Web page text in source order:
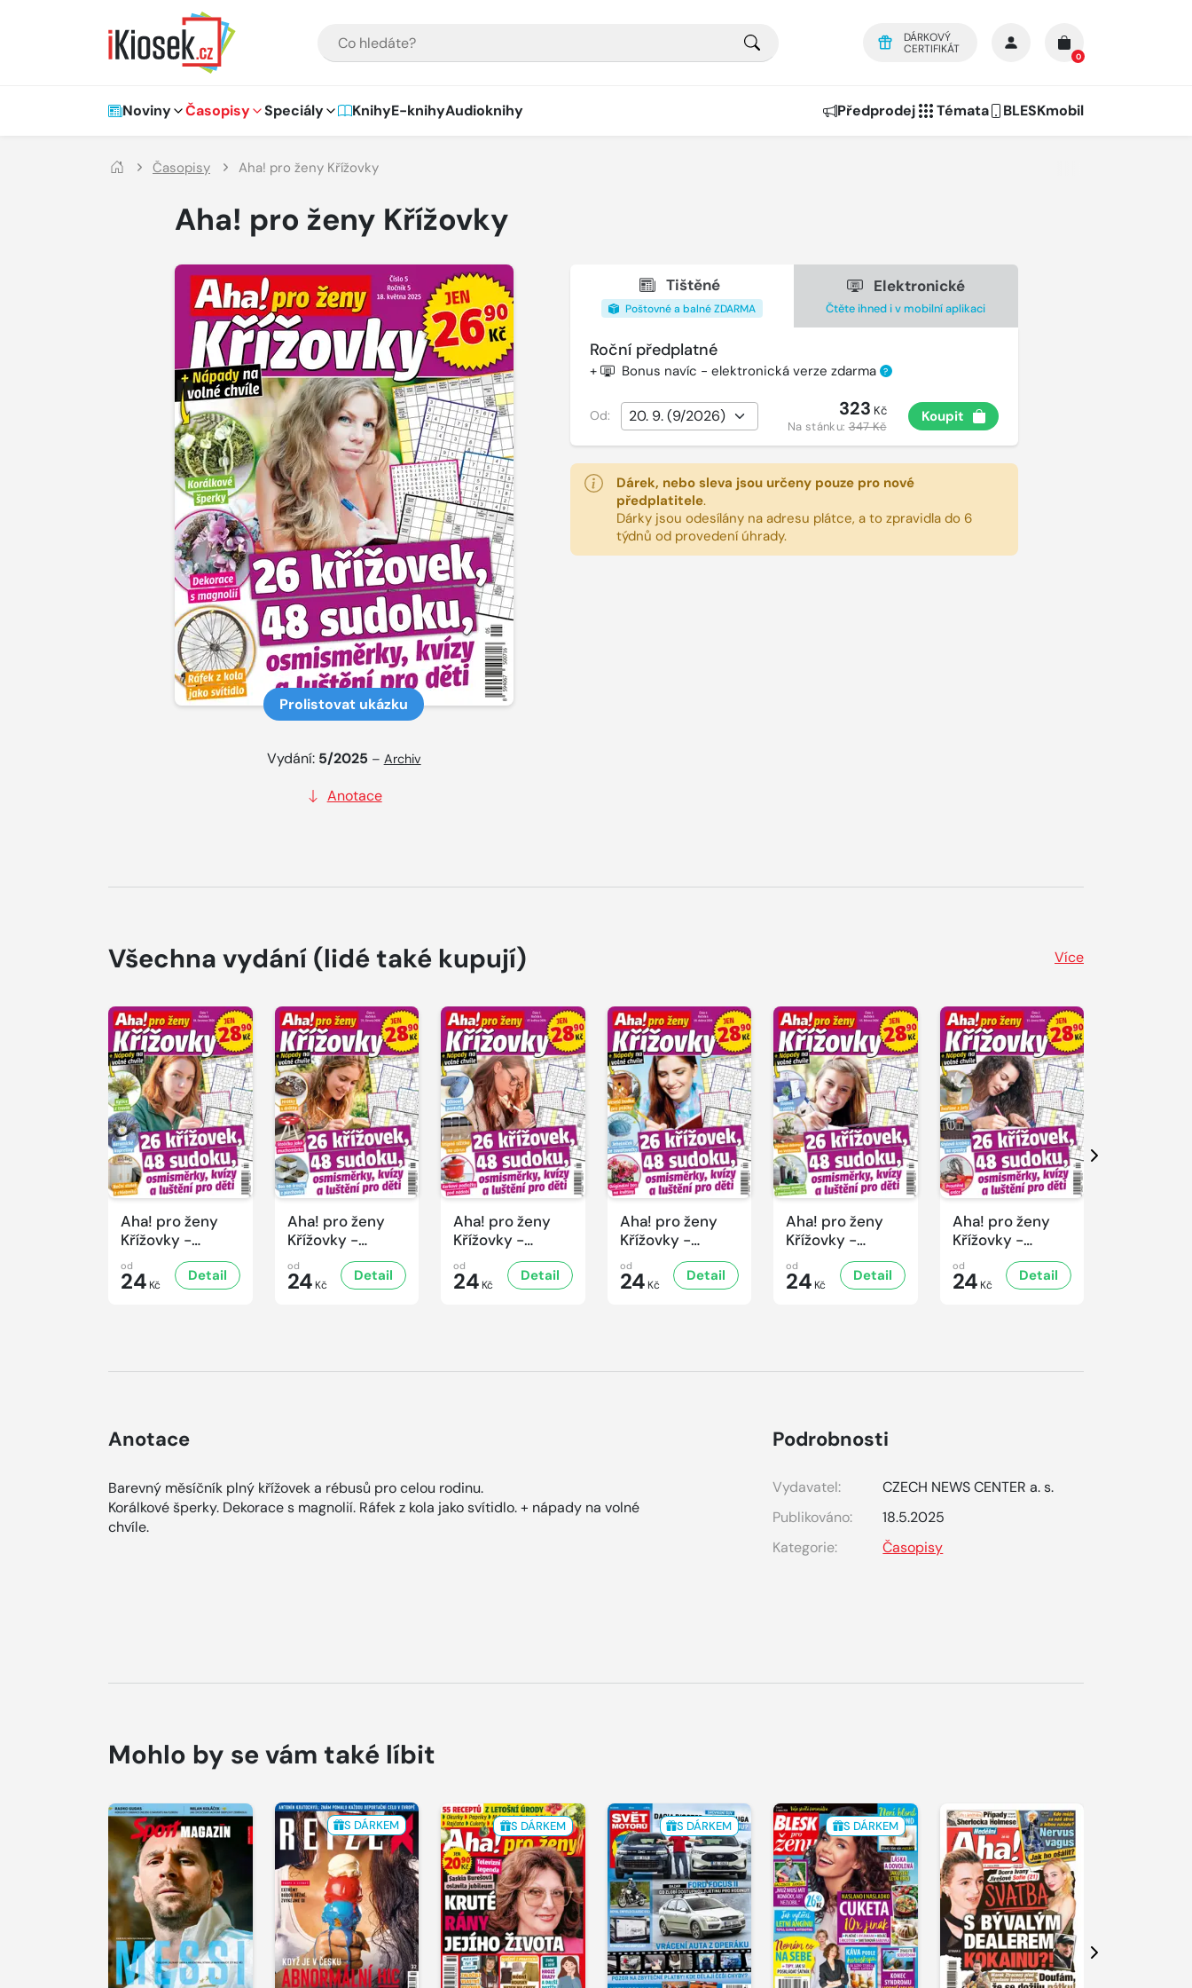
DÁRKOVÝ
CERTIFIKÁT
0
Hlavní navigace
Noviny Časopisy Speciály KnihyE-knihyAudioknihy Předprodej Témata BLESKmobil
Časopisy Aha! pro ženy Křížovky
Aha! pro ženy Křížovky
Prolistovat ukázku
Vydání: 5/2025 – Archiv
Anotace
Tištěné
Poštovné a balné ZDARMA
Elektronické
Čtěte ihned i v mobilní aplikaci
Roční předplatné
+ Bonus navíc - elektronická verze zdarma ?
Od: 323 Kč
Na stánku:347 Kč
Koupit
Dárek, nebo sleva jsou určeny pouze pro nové
předplatitele.
Dárky jsou odesílány na adresu plátce, a to zpravidla do 6
týdnů od provedení úhrady.
Všechna vydání (lidé také kupují) Více
Aha! pro ženy
Křížovky -
7/2026
od
24 Kč
Detail
Aha! pro ženy
Křížovky -
6/2026
od
24 Kč
Detail
Aha! pro ženy
Křížovky -
5/2026
od
24 Kč
Detail
Aha! pro ženy
Křížovky -
4/2026
od
24 Kč
Detail
Aha! pro ženy
Křížovky -
3/2026
od
24 Kč
Detail
Aha! pro ženy
Křížovky -
2/2026
od
24 Kč
Detail
Další
Anotace
Barevný měsíčník plný křížovek a rébusů pro celou rodinu.
Korálkové šperky. Dekorace s magnolií. Ráfek z kola jako svítidlo. + nápady na volné
chvíle.
Podrobnosti
Vydavatel:
CZECH NEWS CENTER a. s.
Publikováno:
18.5.2025
Kategorie:
Časopisy
Mohlo by se vám také líbit
S DÁRKEM S DÁRKEM S DÁRKEM S DÁRKEM
Další